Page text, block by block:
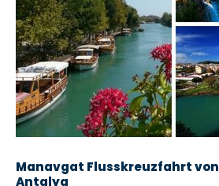
Manavgat Flusskreuzfahrt von
Antalya